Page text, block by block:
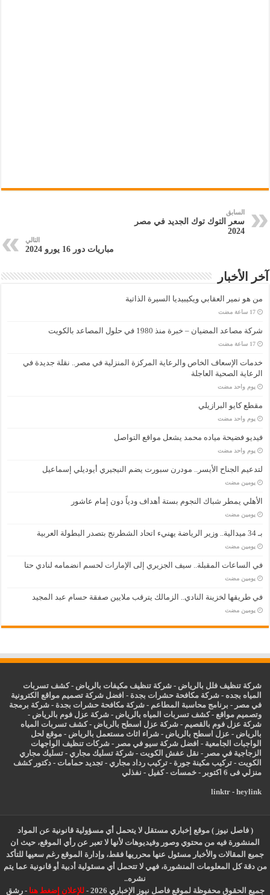
السابق
سعر التوك توك الجديد في مصر
2024
التالي
مباريات دور 16 يورو 2024
آخر الأخبار
من هو نمير العقابي ويكيبيديا السيرة الذاتية
‏17 ساعة مضت
شركة مصاعد المضيان – خبرة منذ 1980 في حلول المصاعد بالكويت
‏17 ساعة مضت
خدمات الإسعاف الخاص والرعاية المركزة المنزلية في مصر.. نقلة جديدة في
الرعاية الصحية العاجلة
‏يوم واحد مضت
مقطع كايو البرازيلي
‏يوم واحد مضت
فيديو فضيحة مياده محمد يشعل مواقع التواصل
‏يوم واحد مضت
لتدعيم الجناح الأيسر.. مودرن سبورت يضم النيجيري أيوديلي إسماعيل
‏يومين مضت
الأهلي يمطر شباك النجوم بستة أهداف ودياً دون إمام عاشور
‏يومين مضت
بـ 34 ميدالية.. وزير الرياضة يهنيء اتحاد الشطرنج بتصدر البطولة العربية
‏يومين مضت
في الساعات المقبلة.. سيف الجزيري إلى الإمارات لحسم انضمامه لنادي حتا
‏يومين مضت
في طريقها لخزينة النادي.. الزمالك يترقب ملايين صفقة حسام عبد المجيد
‏يومين مضت
شركة تنظيف فلل بالرياض -شركة تنظيف مكيفات بالرياض -كشف تسربات
المياه بجده -شركة مكافحة حشرات بجدة - افضل شركة تصميم مواقع الكترونية
في مصر - برنامج محاسبة المطاعم -شركة مكافحة حشرات بجدة -شركة برمجة
وتصميم مواقع -كشف تسربات المياه بالرياض -شركة عزل فوم بالرياض -
شركة عزل فوم بالقصيم -شركة عزل اسطح بالرياض -كشف تسربات المياه
بالرياض - عزل اسطح بالرياض -شراء اثاث مستعمل بالرياض - موقع لحل
الواجبات الجامعية - افضل شركة سيو في مصر -شركات تنظيف الواجهات
الزجاجية في مصر - نقل عفش الكويت -شركة تسليك مجاري -تسليك مجاري
الكويت -تركيب مكينة جورة -تركيب رداد مجاري -تجديد حمامات -دكتور كشف
منزلي فى 6 اكتوبر
-خمسات -كفيل - نفذلي
linktr- heylink
( فاصل نيوز ) موقع إخباري مستقل لا يتحمل أي مسؤولية قانونية عن المواد
المنشورة فيه من محتوي وصور وفيديوهات لأنها لا تعبر عن رأي الموقع، حيث ان
جميع المقالات والأخبار مسئول عنها محرريها فقط، وإدارة الموقع رغم سعيها للتأكد
من دقة كل المعلومات المنشورة، فهي لا تتحمل أي مسئولية أدبية أو قانونية عما يتم
نشره..
جميع الحقوق محفوظة لموقع فاصل نيوز الإخباري 2026 -
للإعلان إضغط هنا -رشق